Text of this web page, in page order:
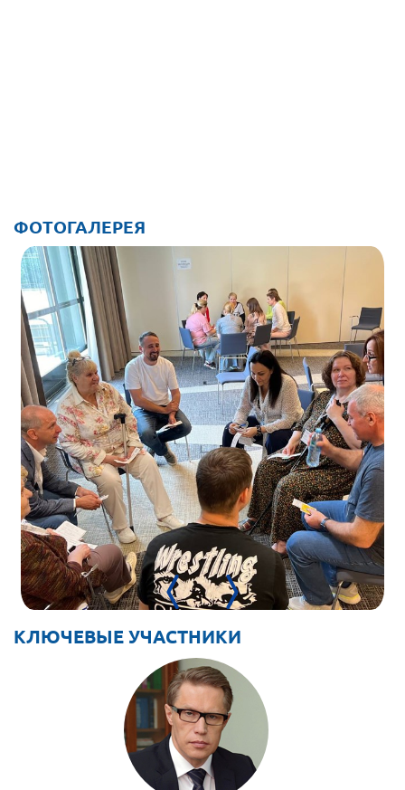
Владимирская область
Волгоградская область
Воронежская область
Ивановская область
Калининградская область
Кемеровская область
Кировская область
Краснодарский край
Красноярский край
Липецкая область
Ленинградская область
г. Москва
Московская область
Мурманская область
Новосибирская область
Омская область
Оренбургская область
Пензенская область
ФОТОГАЛЕРЕЯ
КЛЮЧЕВЫЕ УЧАСТНИКИ